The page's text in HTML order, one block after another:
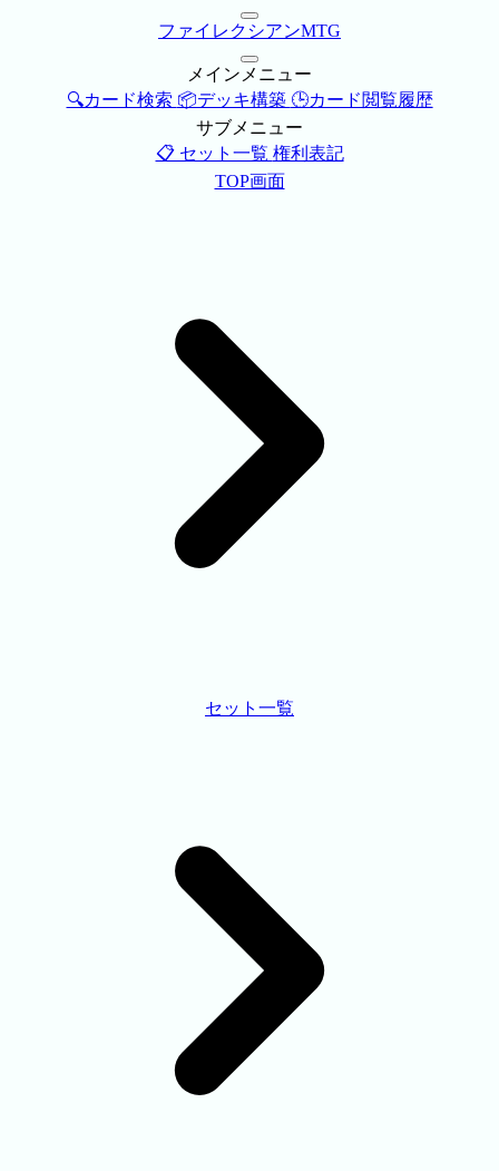
ファイレクシアンMTG
メインメニュー
🔍カード検索 📦デッキ構築 🕒カード閲覧履歴
サブメニュー
📋 セット一覧 権利表記
TOP画面
セット一覧